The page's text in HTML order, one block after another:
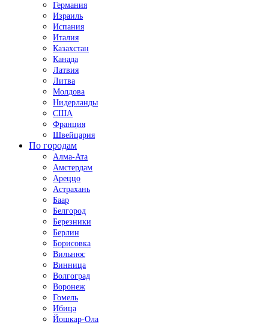
Германия
Израиль
Испания
Италия
Казахстан
Канада
Латвия
Литва
Молдова
Нидерланды
США
Франция
Швейцария
По городам
Алма-Ата
Амстердам
Ареццо
Астрахань
Баар
Белгород
Березники
Берлин
Борисовка
Вильнюс
Винница
Волгоград
Воронеж
Гомель
Ибица
Йошкар-Ола